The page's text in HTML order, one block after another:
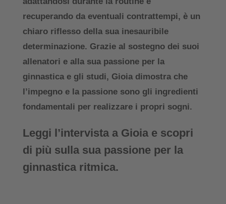
recuperando da eventuali contrattempi, è un
chiaro riflesso della sua inesauribile
determinazione. Grazie al sostegno dei suoi
allenatori e alla sua passione per la
ginnastica e gli studi, Gioia dimostra che
l’impegno e la passione sono gli ingredienti
fondamentali per realizzare i propri sogni.
Leggi l’intervista a Gioia e scopri
di più sulla sua passione per la
ginnastica ritmica.